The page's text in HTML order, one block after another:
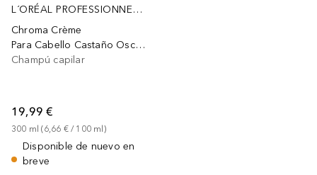
L´ORÉAL PROFESSIONNEL PARIS
Chroma Crème
Para Cabello Castaño Oscuro
Champú capilar
19,99 €
300 ml (6,66 € / 100 ml)
Disponible de nuevo en
breve